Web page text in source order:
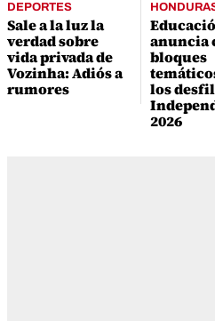
DEPORTES
Sale a la luz la
verdad sobre
vida privada de
Vozinha: Adiós a
rumores
anuncia
bloques
los
2026